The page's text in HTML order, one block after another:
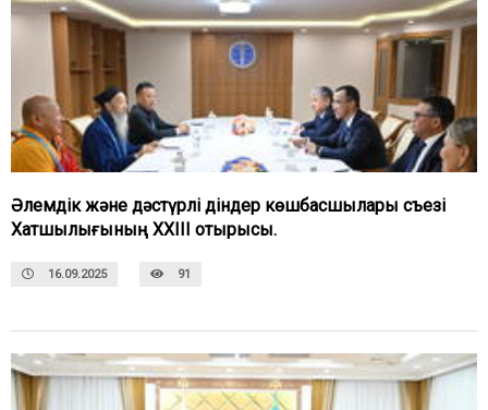
Әлемдік және дәстүрлі діндер көшбасшылары съезі
Хатшылығының XXIII отырысы.
16.09.2025 91